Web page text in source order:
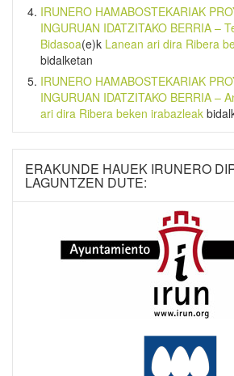
IRUNERO HAMABOSTEKARIAK
INGURUAN IDATZITAKO BERRIA –
Bidasoa(e)k Lanean ari dira Ribera
bidalketan
IRUNERO HAMABOSTEKARIAK
INGURUAN IDATZITAKO BERRIA –
ari dira Ribera beken irabazleak
ERAKUNDE HAUEK IRUNERO
LAGUNTZEN DUTE: